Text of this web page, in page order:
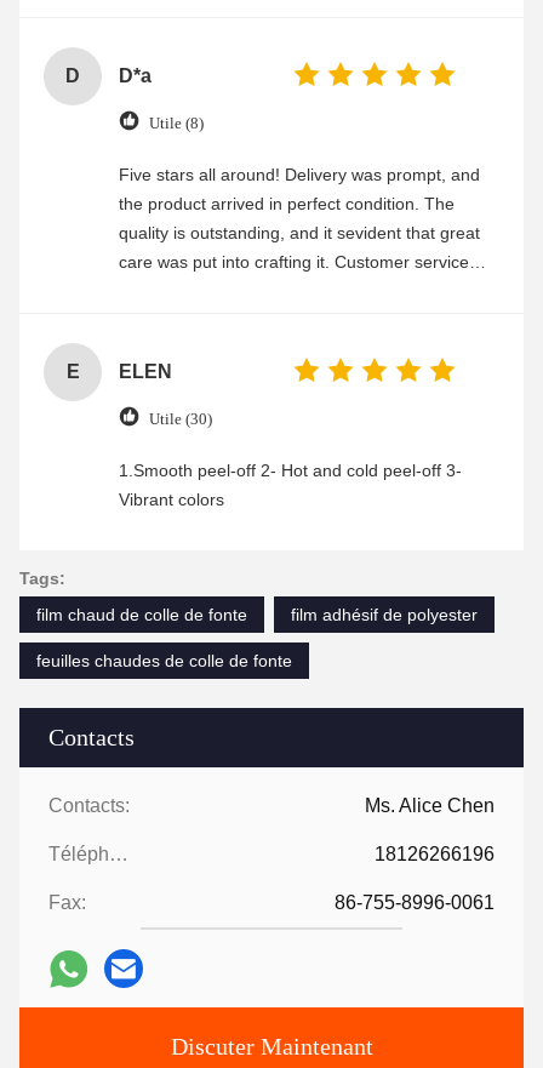
Contacts
Contacts: Ms. Alice Chen
Téléphone: 18126266196
Fax: 86-755-8996-0061
Discuter Maintenant
D D*a
Utile (8)
Five stars all around! Delivery was prompt, and
the product arrived in perfect condition. The
quality is outstanding, and it sevident that great
care was put into crafting it. Customer service
E ELEN
Utile (30)
1.Smooth peel-off 2- Hot and cold peel-off 3-
Vibrant colors
Tags:
film chaud de colle de fonte
film adhésif de polyester
feuilles chaudes de colle de fonte